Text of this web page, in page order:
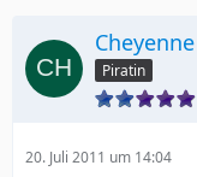
Cheyenne
Piratin
20. Juli 2011 um 14:04